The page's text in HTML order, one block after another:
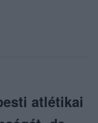
atlétikai